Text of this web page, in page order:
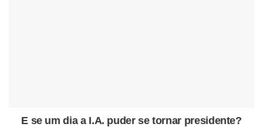
E se um dia a I.A. puder se tornar presidente?